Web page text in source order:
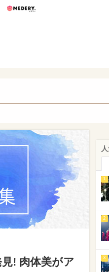
うまい肉
! 肉体美がア
1
2
3